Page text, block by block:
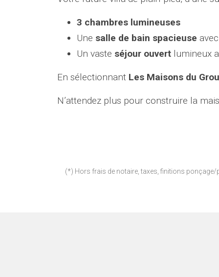
3 chambres lumineuses
Une salle de bain spacieuse
Un vaste séjour ouvert lumineux
En sélectionnant Les Maisons du
N’attendez plus pour construire la
(*) Hors frais de notaire, taxes, finitions